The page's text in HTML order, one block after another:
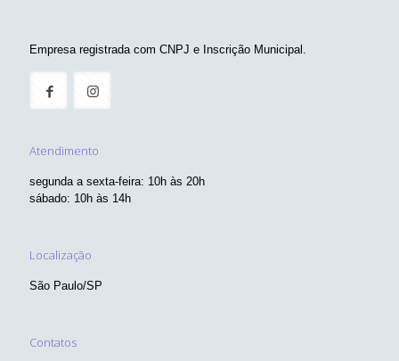
Empresa registrada com CNPJ e Inscrição Municipal.
Atendimento
segunda a sexta-feira: 10h às 20h
sábado: 10h às 14h
Localização
São Paulo/SP
Contatos